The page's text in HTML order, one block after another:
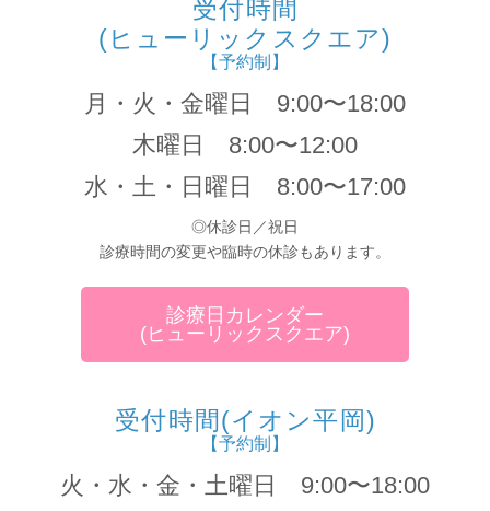
受付時間
(ヒューリックスクエア)
【予約制】
月・火・金曜日 9:00〜18:00
木曜日 8:00〜12:00
水・土・日曜日 8:00〜17:00
◎休診日／祝日
診療時間の変更や臨時の休診もあります。
診療日カレンダー
(ヒューリックスクエア)
受付時間(イオン平岡)
【予約制】
火・水・金・土曜日 9:00〜18:00